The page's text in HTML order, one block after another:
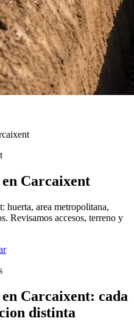
Carcaixent
huerta, area metropolitana,
Revisamos accesos, terreno y
Carcaixent: cada
distinta